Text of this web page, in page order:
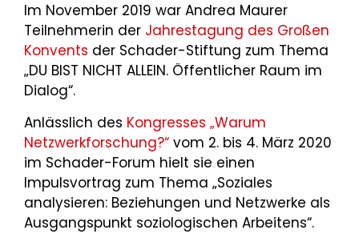
Im November 2019 war Andrea Maurer
Teilnehmerin der Jahrestagung des Großen
Konvents der Schader-Stiftung zum Thema
„DU BIST NICHT ALLEIN. Öffentlicher Raum im
Dialog“.
Anlässlich des Kongresses „Warum
Netzwerkforschung?“ vom 2. bis 4. März 2020
im Schader-Forum hielt sie einen
Impulsvortrag zum Thema „Soziales
analysieren: Beziehungen und Netzwerke als
Ausgangspunkt soziologischen Arbeitens“.